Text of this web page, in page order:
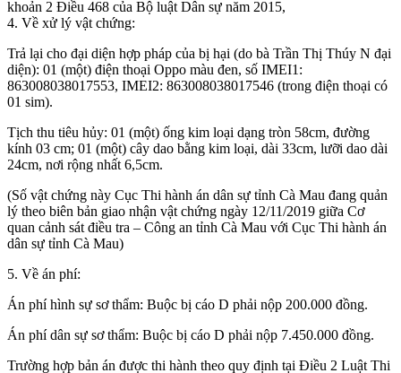
khoản 2 Điều 468 của Bộ luật Dân sự năm 2015,
4. Về xử lý vật chứng:
Trả lại cho đại diện hợp pháp của bị hại (do bà Trần Thị Thúy N đại
diện): 01 (một) điện thoại Oppo màu đen, số IMEI1:
863008038017553, IMEI2: 863008038017546 (trong điện thoại có
01 sim).
Tịch thu tiêu hủy: 01 (một) ống kim loại dạng tròn 58cm, đường
kính 03 cm; 01 (một) cây dao bằng kim loại, dài 33cm, lưỡi dao dài
24cm, nơi rộng nhất 6,5cm.
(Số vật chứng này Cục Thi hành án dân sự tỉnh Cà Mau đang quản
lý theo biên bản giao nhận vật chứng ngày 12/11/2019 giữa Cơ
quan cảnh sát điều tra – Công an tỉnh Cà Mau với Cục Thi hành án
dân sự tỉnh Cà Mau)
5. Về án phí:
Án phí hình sự sơ thẩm: Buộc bị cáo D phải nộp 200.000 đồng.
Án phí dân sự sơ thẩm: Buộc bị cáo D phải nộp 7.450.000 đồng.
Trường hợp bản án được thi hành theo quy định tại Điều 2 Luật Thi